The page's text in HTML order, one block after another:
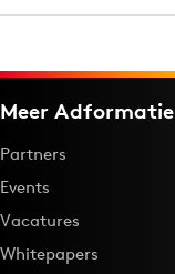
Meer Adformatie
Partners
Events
Vacatures
Whitepapers